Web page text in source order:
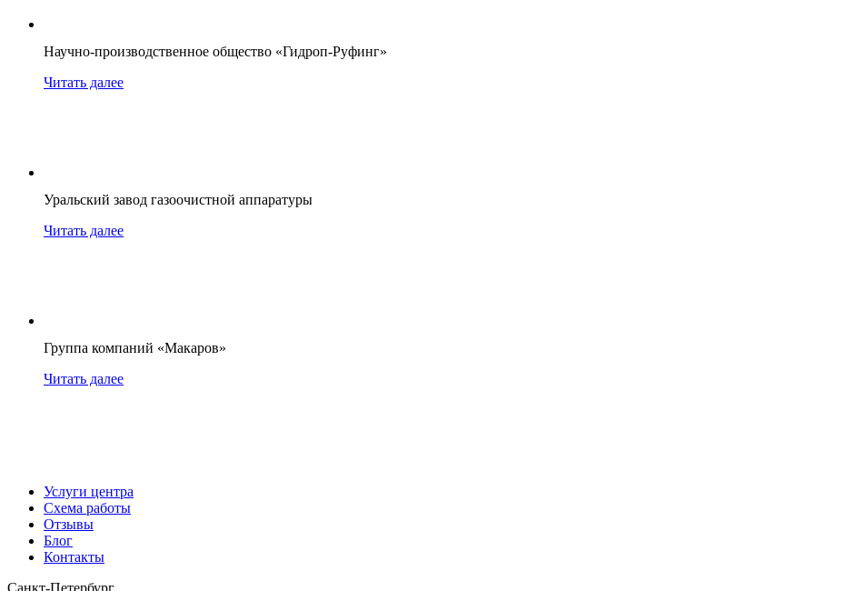
Научно-производственное общество «Гидроп-Руфинг»
Читать далее
Уральский завод газоочистной аппаратуры
Читать далее
Группа компаний «Макаров»
Читать далее
Услуги центра
Схема работы
Отзывы
Блог
Контакты
Санкт-Петербург